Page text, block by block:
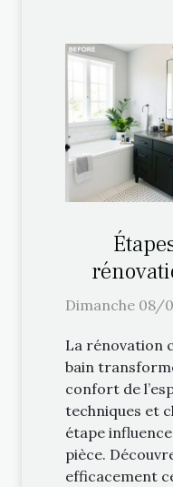
votre
Dimanche 08/
La rénovation
bain
confort de
techniques et
étape
pièce.
efficacement